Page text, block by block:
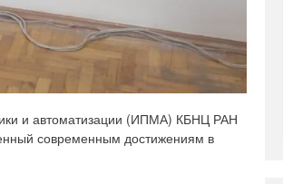
и автоматизации (ИПМА) КБНЦ РАН
современным достижениям в